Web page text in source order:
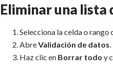
Eliminar una lista
Selecciona la celda o rango
AbreValidación de datos.
Haz clic en Borrar todo y